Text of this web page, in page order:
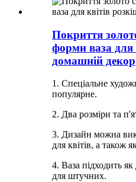
Покриття
форми ваза для
домашній декор
1. Спеціальне
популярне.
2. Два розміри та
3. Дизайн можна
для квітів, а також
4. Ваза підходить як
для штучних.